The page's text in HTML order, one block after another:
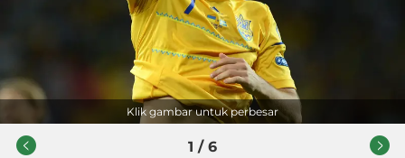
Klik gambar untuk perbesar
1 / 6